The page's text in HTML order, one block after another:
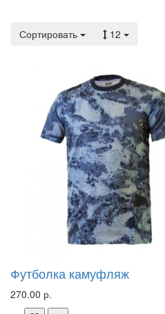
Сортировать 12
Футболка камуфляж
270.00 р.